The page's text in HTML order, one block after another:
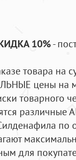
10%-
товара на
цены на
товарного
по
для